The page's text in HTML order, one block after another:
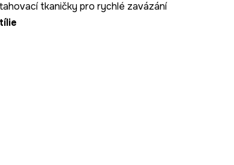
tkaničky pro rychlé zavázání